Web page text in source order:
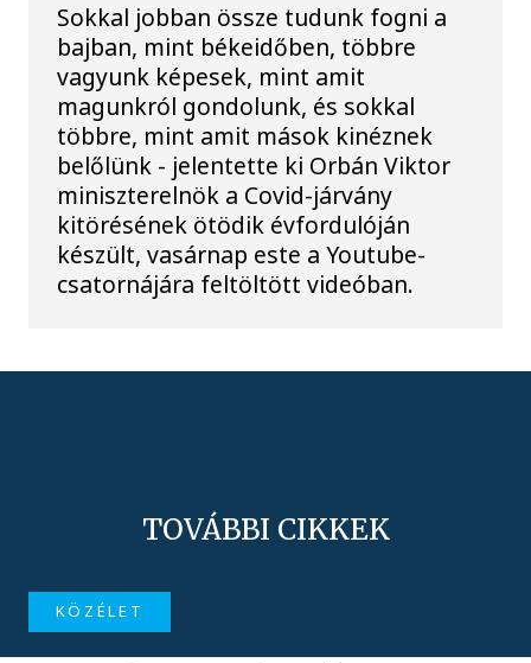
Sokkal jobban össze tudunk fogni a
bajban, mint békeidőben, többre
vagyunk képesek, mint amit
magunkról gondolunk, és sokkal
többre, mint amit mások kinéznek
belőlünk - jelentette ki Orbán Viktor
miniszterelnök a Covid-járvány
kitörésének ötödik évfordulóján
készült, vasárnap este a Youtube-
csatornájára feltöltött videóban.
TOVÁBBI CIKKEK
KÖZÉLET